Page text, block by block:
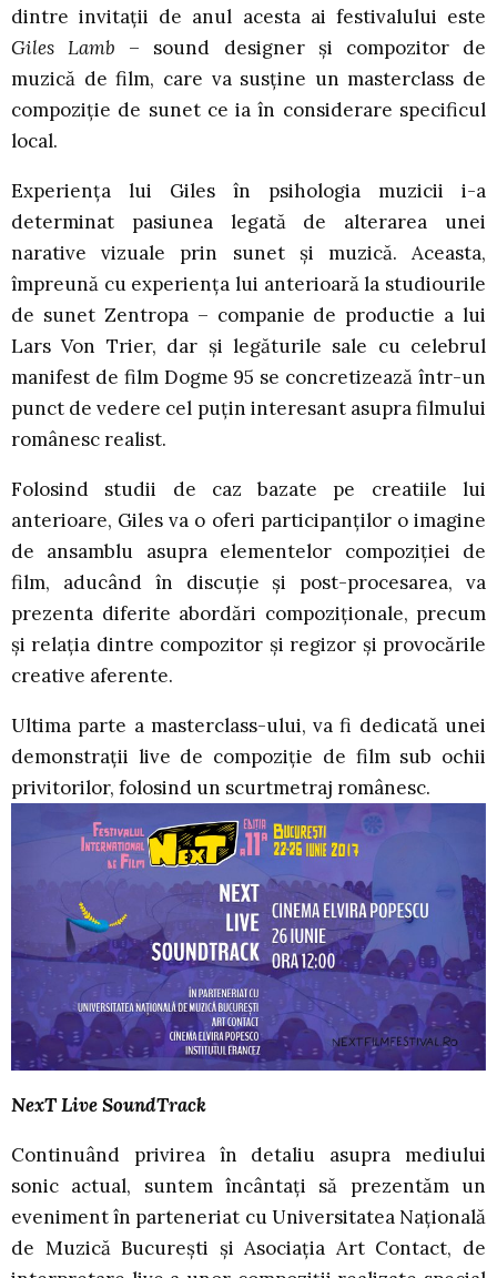
dintre invitații de anul acesta ai festivalului este
Giles Lamb – sound designer și compozitor de
muzică de film, care va susține un masterclass de
compoziție de sunet ce ia în considerare specificul
local.
Experiența lui Giles în psihologia muzicii i-a
determinat pasiunea legată de alterarea unei
narative vizuale prin sunet și muzică. Aceasta,
împreună cu experiența lui anterioară la studiourile
de sunet Zentropa – companie de productie a lui
Lars Von Trier, dar și legăturile sale cu celebrul
manifest de film Dogme 95 se concretizează într-un
punct de vedere cel puțin interesant asupra filmului
românesc realist.
Folosind studii de caz bazate pe creatiile lui
anterioare, Giles va o oferi participanților o imagine
de ansamblu asupra elementelor compoziției de
film, aducând în discuție și post-procesarea, va
prezenta diferite abordări compoziționale, precum
și relația dintre compozitor și regizor și provocările
creative aferente.
Ultima parte a masterclass-ului, va fi dedicată unei
demonstrații live de compoziție de film sub ochii
privitorilor, folosind un scurtmetraj românesc.
NexT Live SoundTrack
Continuând privirea în detaliu asupra mediului
sonic actual, suntem încântați să prezentăm un
eveniment în parteneriat cu Universitatea Națională
de Muzică București și Asociația Art Contact, de